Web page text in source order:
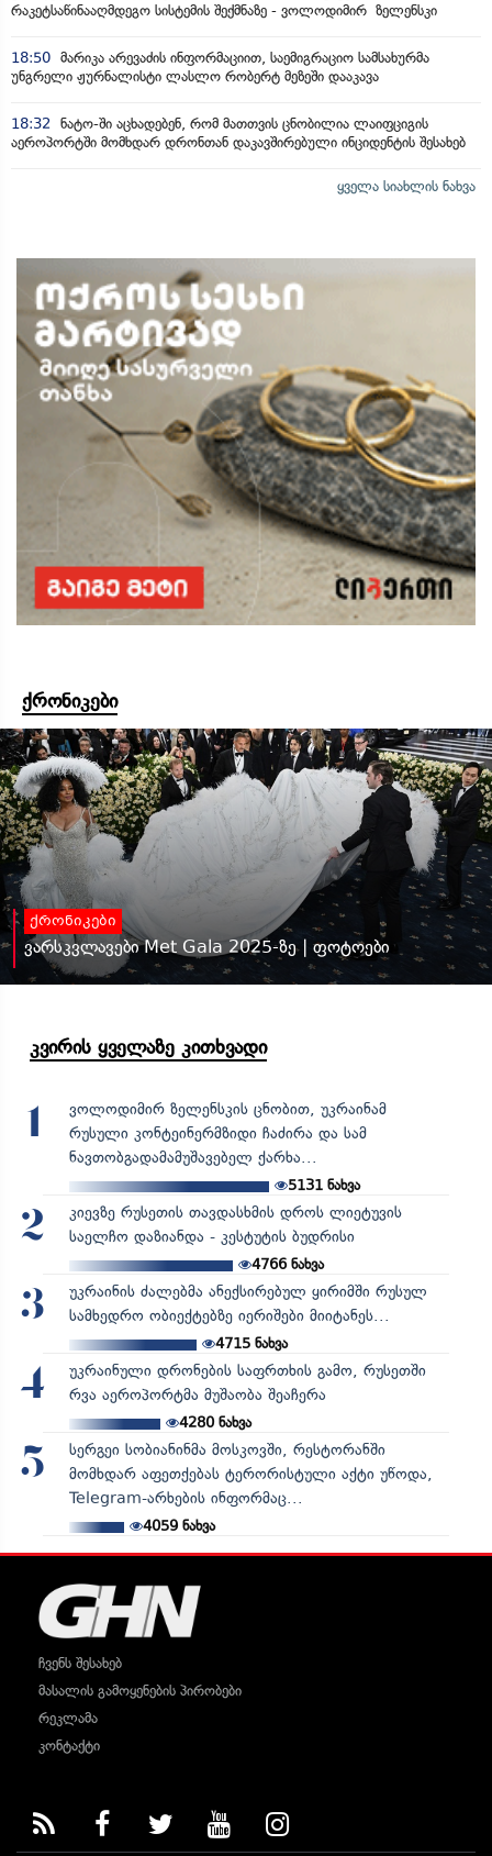
რაკეტსაწინააღმდეგო სისტემის შექმნაზე - ვოლოდიმირ ზელენსკი
18:50 მარიკა არევაძის ინფორმაციით, საემიგრაციო სამსახურმა
უნგრელი ჟურნალისტი ლასლო რობერტ მეზეში დააკავა
18:32
ნატო-ში აცხადებენ, რომ მათთვის ცნობილია ლაიფციგის
აეროპორტში მომხდარ დრონთან დაკავშირებული ინციდენტის შესახებ
ყველა სიახლის ნახვა
ქრონიკები
ქრონიკები
ვარსკვლავები Met Gala 2025-ზე | ფოტოები
კვირის ყველაზე კითხვადი
1
ვოლოდიმირ ზელენსკის ცნობით, უკრაინამ
რუსული კონტეინერმზიდი ჩაძირა და სამ
ნავთობგადამამუშავებელ ქარხა...
5131 ნახვა
2
კიევზე რუსეთის თავდასხმის დროს ლიეტუვის
საელჩო დაზიანდა - კესტუტის ბუდრისი
4766ნახვა
3
უკრაინის ძალებმა ანექსირებულ ყირიმში რუსულ
სამხედრო ობიექტებზე იერიშები მიიტანეს...
4715ნახვა
4
უკრაინული დრონების საფრთხის გამო, რუსეთში
რვა აეროპორტმა მუშაობა შეაჩერა
4280ნახვა
5
სერგეი სობიანინმა მოსკოვში, რესტორანში
მომხდარ აფეთქებას ტერორისტული აქტი უწოდა,
Telegram-არხების ინფორმაც...
4059ნახვა
ჩვენს შესახებ
მასალის გამოყენების პირობები
რეკლამა
კონტაქტი